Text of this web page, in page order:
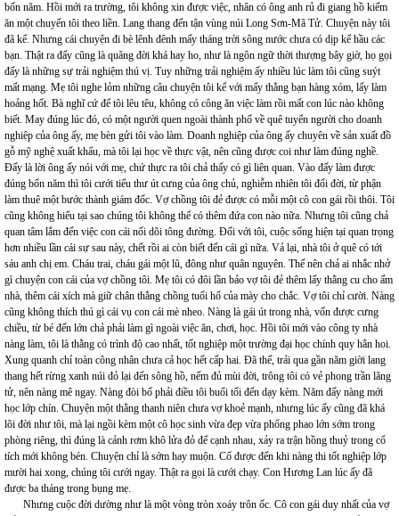
bốn năm. Hồi mới ra trường, tôi không xin được việc, nhân có ông anh rủ đi giang hồ kiếm
ăn một chuyến tôi theo liền. Lang thang đến tận vùng núi Long Sơn-Mã Tử. Chuyện này tôi
đã kể. Nhưng cái chuyện đi bè lênh đênh mấy tháng trời sông nước chưa có dịp kể hầu các
bạn. Thật ra đấy cũng là quãng đời khá hay ho, như là ngôn ngữ thời thượng bây giờ, họ gọi
đấy là những sự trải nghiệm thú vị. Tuy những trải nghiệm ấy nhiều lúc làm tôi cũng suýt
mất mạng. Mẹ tôi nghe lỏm những câu chuyện tôi kể với mấy thằng bạn hàng xóm, lấy làm
hoảng hốt. Bà nghĩ cứ để tôi lêu têu, không có công ăn việc làm rồi mất con lúc nào không
biết. May đúng lúc đó, có một người quen ngoài thành phố về quê tuyển người cho doanh
nghiệp của ông ấy, mẹ bèn gửi tôi vào làm. Doanh nghiệp của ông ấy chuyên về sản xuất đồ
gỗ mỹ nghệ xuất khẩu, mà tôi lại học về thực vật, nên cũng được coi như làm đúng nghề.
Đấy là lời ông ấy nói với mẹ, chứ thực ra tôi chả thấy có gì liên quan. Vào đấy làm được
đúng bốn năm thì tôi cưới tiểu thư út cưng của ông chủ, nghiễm nhiên tôi đổi đời, từ phận
làm thuê một bước thành giám đốc. Vợ chồng tôi đẻ được có mỗi một cô con gái rồi thôi. Tôi
cũng không hiểu tại sao chúng tôi không thể có thêm đứa con nào nữa. Nhưng tôi cũng chả
quan tâm lắm đến việc con cái nối dõi tông đường. Đối với tôi, cuộc sống hiện tại quan trọng
hơn nhiều lần cái sự sau này, chết rồi ai còn biết đến cái gì nữa. Vả lại, nhà tôi ở quê có tới
sáu anh chị em. Cháu trai, cháu gái một lũ, đông như quân nguyên. Thế nên chả ai nhắc nhở
gì chuyện con cái của vợ chồng tôi. Mẹ tôi có đôi lần bảo vợ tôi đẻ thêm lấy thằng cu cho ấm
nhà, thêm cái xích mà giữ chân thằng chồng tuổi hổ của mày cho chắc. Vợ tôi chỉ cười. Nàng
cũng không thích thú gì cái vụ con cái mè nheo. Nàng là gái út trong nhà, vốn được cưng
chiều, từ bé đến lớn chả phải làm gì ngoài việc ăn, chơi, học. Hồi tôi mới vào công ty nhà
nàng làm, tôi là thằng có trình độ cao nhất, tốt nghiệp một trường đại học chính quy hẳn hoi.
Xung quanh chỉ toàn công nhân chưa cả học hết cấp hai. Đã thế, trải qua gần năm giời lang
thang hết rừng xanh núi đỏ lại đến sông hồ, nếm đủ mùi đời, trông tôi có vẻ phong trần lãng
tử, nên nàng mê ngay. Nàng đòi bố phải điều tôi buổi tối đến dạy kèm. Năm đấy nàng mới
học lớp chín. Chuyện một thằng thanh niên chưa vợ khoẻ mạnh, nhưng lúc ấy cũng đã khá
lõi đời như tôi, mà lại ngồi kèm một cô học sinh vừa đẹp vừa phổng phao lớn sớm trong
phòng riêng, thì đúng là cảnh rơm khô lửa đỏ để cạnh nhau, xảy ra trận hồng thuỷ trong cổ
tích mới không bén. Chuyện chỉ là sớm hay muộn. Cố được đến khi nàng thi tốt nghiệp lớp
mười hai xong, chúng tôi cưới ngay. Thật ra gọi là cưới chạy. Con Hương Lan lúc ấy đã
được ba tháng trong bụng mẹ.
Nhưng cuộc đời dường như là một vòng tròn xoáy trôn ốc. Cô con gái duy nhất của vợ